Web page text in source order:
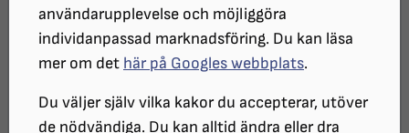
användarupplevelse och möjliggöra
individanpassad marknadsföring. Du kan läsa
mer om det här på Googles webbplats.
Du väljer själv vilka kakor du accepterar, utöver
de nödvändiga. Du kan alltid ändra eller dra
Verksamhetsberättelse